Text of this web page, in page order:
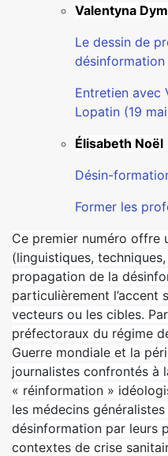
Valentyna
Le dessin de
désinformation
Entretien avec
Lopatin (19
Élisabeth Noël
Désin-
Former les
Ce premier numéro offre
(linguistiques,
propagation de la
particulièrement l’accent
vecteurs ou les cibles.
préfectoraux du régime
Guerre mondiale et la
journalistes confrontés à
« réinformation »
les médecins
désinformation par leurs
contextes de crise